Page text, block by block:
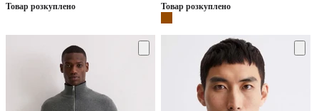
Товар розкуплено Товар розкуплено